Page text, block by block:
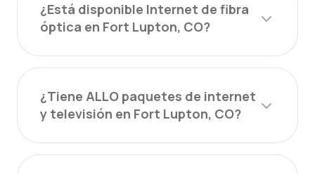
¿Está disponible Internet de fibra
óptica en Fort Lupton, CO?
¿Tiene ALLO paquetes de internet
y televisión en Fort Lupton, CO?